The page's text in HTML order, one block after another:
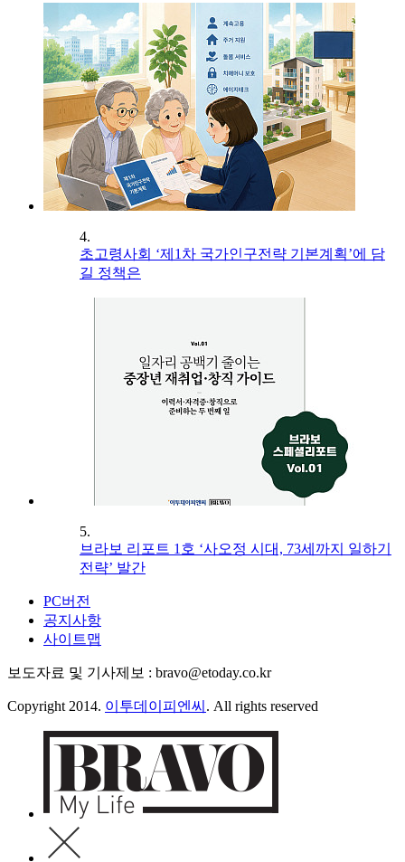
4.
초고령사회 ‘제1차 국가인구전략 기본계획’에 담
길 정책은
5.
브라보 리포트 1호 ‘사오정 시대, 73세까지 일하기
전략’ 발간
PC버전
공지사항
사이트맵
보도자료 및 기사제보 : bravo@etoday.co.kr
Copyright 2014. 이투데이피엔씨 . All rights reserved